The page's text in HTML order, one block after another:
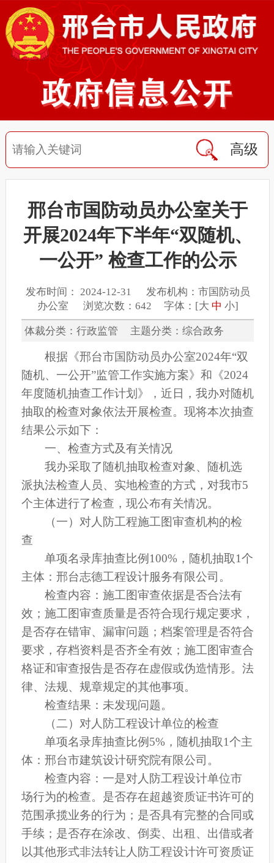
高级
邢台市国防动员办公室关于
开展2024年下半年“双随机、
一公开” 检查工作的公示
发布时间： 2024-12-31 发布机构：市国防动员
办公室 浏览次数：642 字体：[大 中 小]
体裁分类：行政监管 主题分类：综合政务
根据《邢台市国防动员办公室2024年“双
随机、一公开”监管工作实施方案》和《2024
年度随机抽查工作计划》，近日，我办对随机
抽取的检查对象依法开展检查。现将本次抽查
结果公示如下：
一、检查方式及有关情况
我办采取了随机抽取检查对象、随机选
派执法检查人员、实地检查的方式，对我市5
个主体进行了检查，现公布有关情况。
（一）对人防工程施工图审查机构的检
查
单项名录库抽查比例100%，随机抽取1个
主体：邢台志德工程设计服务有限公司。
检查内容：施工图审查依据是否合法有
效；施工图审查质量是否符合现行规定要求，
是否存在错审、漏审问题；档案管理是否符合
要求，存档资料是否齐全有效；施工图审查合
格证和审查报告是否存在虚假或伪造情形。法
律、法规、规章规定的其他事项。
检查结果：未发现问题。
（二）对人防工程设计单位的检查
单项名录库抽查比例5%，随机抽取1个主
体：邢台市建筑设计研究院有限公司。
检查内容：一是对人防工程设计单位市
场行为的检查。是否存在超越资质证书许可的
范围承揽业务的行为；是否具有完整的合同或
手续；是否存在涂改、倒卖、出租、出借或者
以其他形式非法转让人防工程设计许可资质证